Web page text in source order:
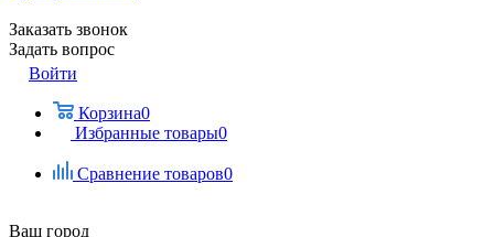
Заказать звонок
Задать вопрос
Войти
Корзина0
Избранные товары0
Сравнение товаров0
Ваш город